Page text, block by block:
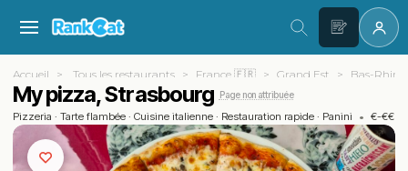
Accueil Tous les restaurants France 🇫🇷 Grand Est Bas-Rhin
My pizza, Strasbourg Page non attribuée
Pizzeria · Tarte flambée · Cuisine italienne · Restauration rapide · Panini • €-€€